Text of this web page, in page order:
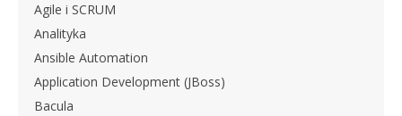
Agile i SCRUM
Analityka
Ansible Automation
Application Development (JBoss)
Bacula